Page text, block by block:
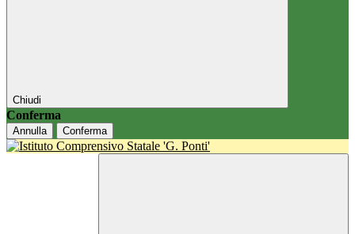
Chiudi
Conferma
Annulla Conferma